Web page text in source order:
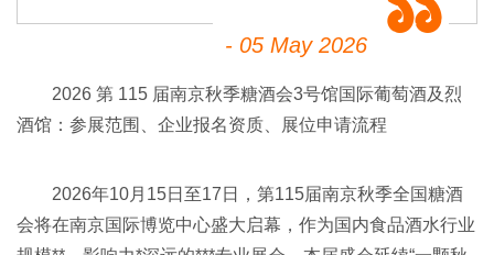
- 05 May 2026
2026 第 115 届南京秋季糖酒会3号馆国际葡萄酒及烈
酒馆：参展范围、企业报名资质、展位申请流程
2026年10月15日至17日，第115届南京秋季全国糖酒
会将在南京国际博览中心盛大启幕，作为国内食品酒水行业